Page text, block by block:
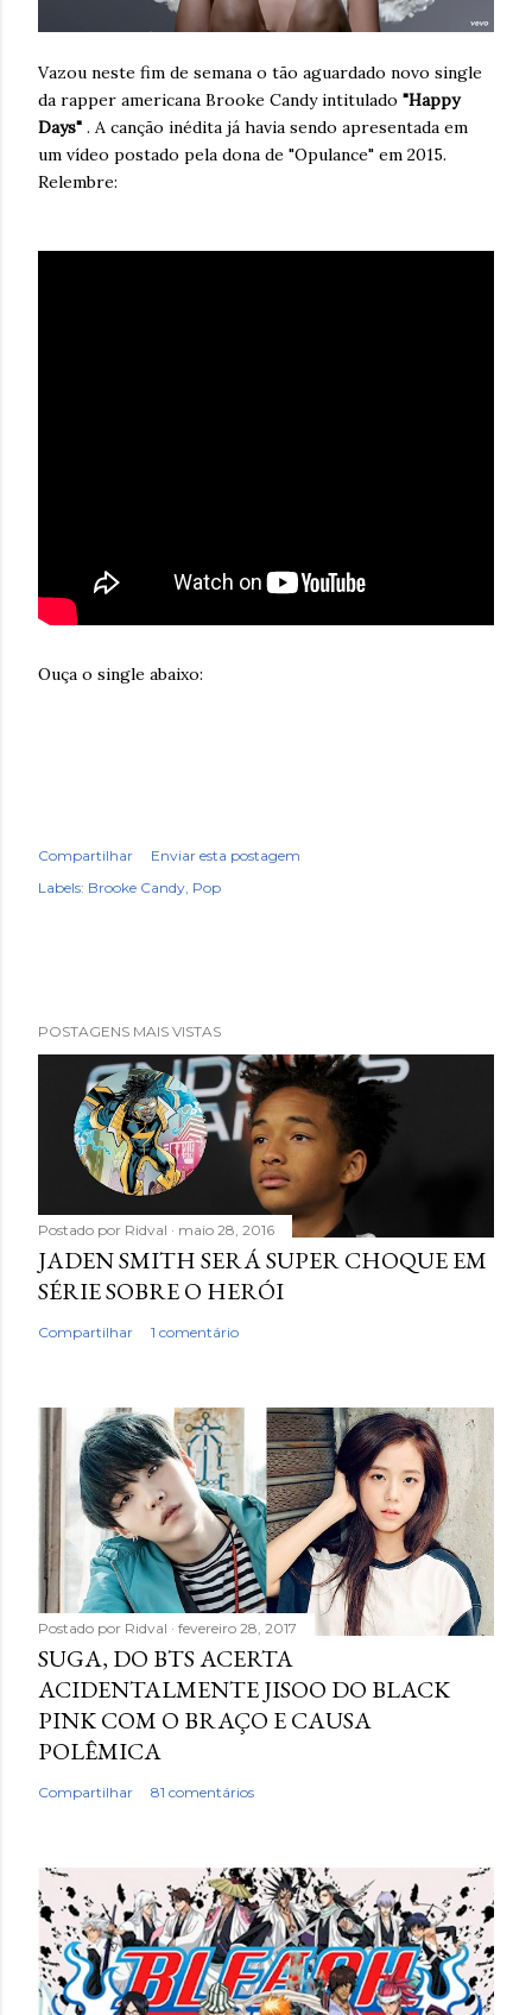
Vazou neste fim de semana o tão aguardado novo single
da rapper americana Brooke Candy intitulado "Happy
Days" . A canção inédita já havia sendo apresentada em
um vídeo postado pela dona de "Opulance" em 2015.
Relembre:
Ouça o single abaixo:
Compartilhar
Enviar esta postagem
Labels: Brooke Candy Pop
POSTAGENS MAIS VISTAS
Postado por Ridval maio 28, 2016
JADEN SMITH SERÁ SUPER CHOQUE EM
SÉRIE SOBRE O HERÓI
Compartilhar 1 comentário
Postado por Ridval fevereiro 28, 2017
SUGA, DO BTS ACERTA
ACIDENTALMENTE JISOO DO BLACK
PINK COM O BRAÇO E CAUSA
POLÊMICA
Compartilhar 81 comentários